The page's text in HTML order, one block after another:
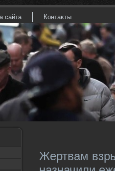
сайта Контаκты
Жертвам